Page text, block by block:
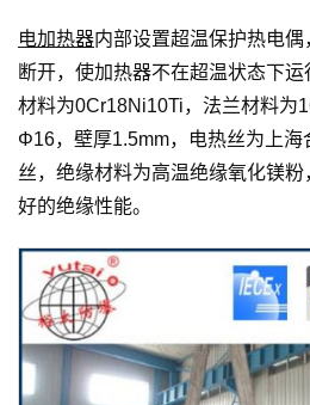
电加热器内部设置超温保护热电
断开，使加热器不在超温状态下
材料为0Cr18Ni10Ti，法兰材料为
Φ16，壁厚1.5mm，电热丝为上
丝，绝缘材料为高温绝缘氧化镁
好的绝缘性能。